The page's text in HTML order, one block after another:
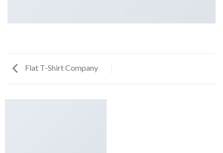
Flat T-Shirt Company